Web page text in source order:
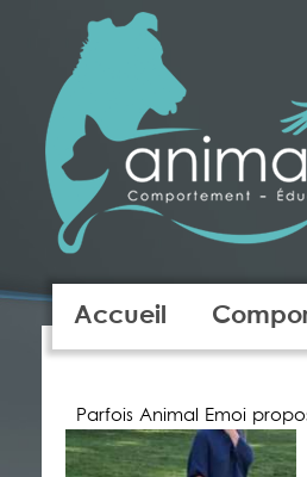
Accueil
Parfois Animal Emoi